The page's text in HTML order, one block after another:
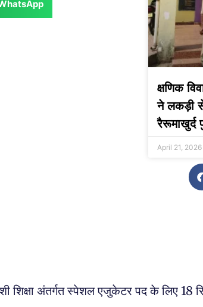
क्षणिक
ने लकड़ी से
रैरूमाखुर्द
April 21, 2026
शिक्षा अंतर्गत स्पेशल एजुकेटर पद के लिए 18